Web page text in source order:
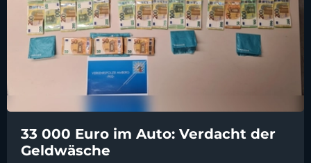
33 000 Euro im Auto: Verdacht der
Geldwäsche